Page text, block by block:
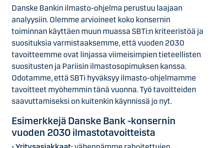
Danske Bankin ilmasto-ohjelma perustuu laajaan
analyysiin. Olemme arvioineet koko konsernin
toiminnan käyttäen muun muassa SBTi:n kriteeristöä ja
suosituksia varmistaaksemme, että vuoden 2030
tavoitteemme ovat linjassa viimeisimpien tieteellisten
suositusten ja Pariisin ilmastosopimuksen kanssa.
Odotamme, että SBTi hyväksyy ilmasto-ohjelmamme
tavoitteet myöhemmin tänä vuonna. Työ tavoitteiden
saavuttamiseksi on kuitenkin käynnissä jo nyt.
Esimerkkejä Danske Bank -konsernin
vuoden 2030 ilmastotavoitteista